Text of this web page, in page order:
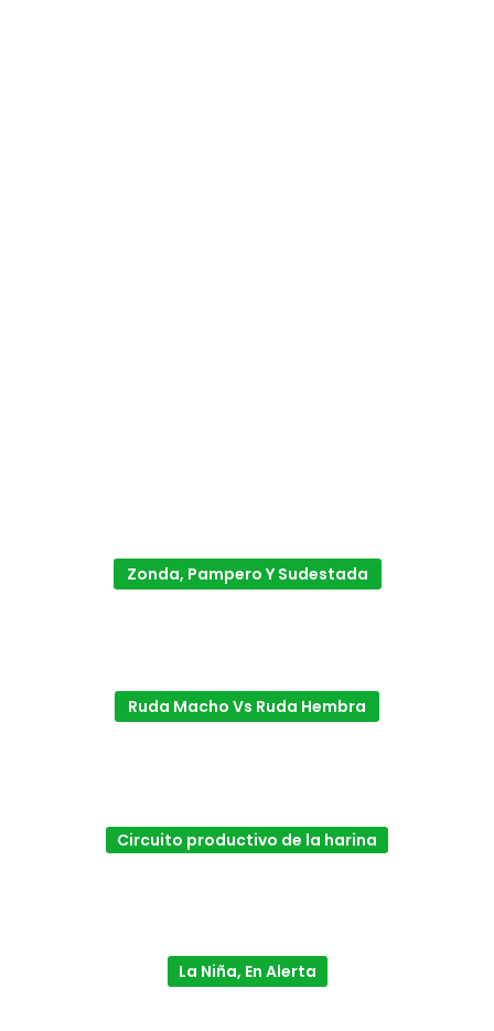
Zonda, Pampero Y Sudestada
Ruda Macho Vs Ruda Hembra
Circuito productivo de la harina
La Niña, En Alerta